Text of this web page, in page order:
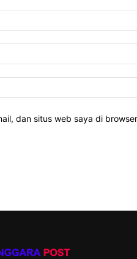
dan situs web saya di